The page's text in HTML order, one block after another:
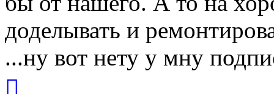
доделывать и
...ну вот нету у мну